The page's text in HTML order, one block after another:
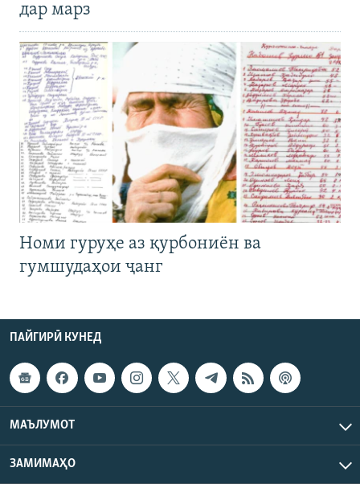
дар марз
Номи гуруҳе аз қурбониён ва
гумшудаҳои ҷанг
ПАЙГИРӢ КУНЕД
МАЪЛУМОТ
ЗАМИМАҲО